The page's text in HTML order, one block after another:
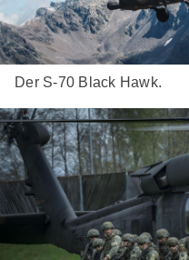
Der S-70 Black Hawk.